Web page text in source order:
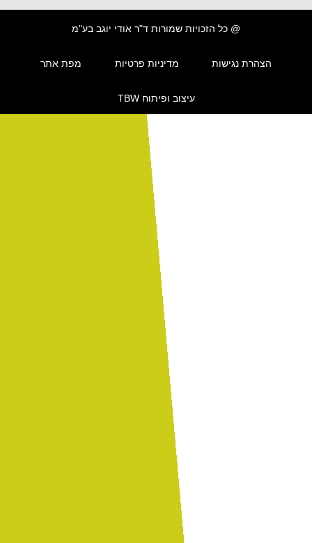
@ כל הזכויות שמורות ד"ר אודי יוגב בע"מ
הצהרת נגישות מדיניות פרטיות מפת אתר
עיצוב ופיתוח TBW